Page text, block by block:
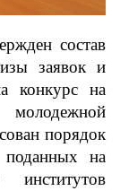
состав
заявок и
конкурс на
порядок
поданных на